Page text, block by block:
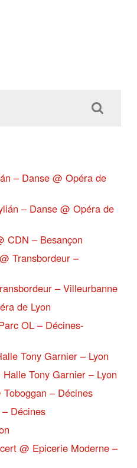
– Danse @ Opéra de
– Danse @ Opéra de
CDN – Besançon
Transbordeur –
– Villeurbanne
de Lyon
OL – Décines-
Tony Garnier – Lyon
Tony Garnier – Lyon
– Décines
Décines
@ Epicerie Moderne –